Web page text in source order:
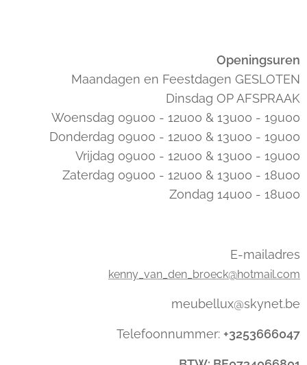
Openingsuren
Maandagen en Feestdagen GESLOTEN
Dinsdag OP AFSPRAAK
Woensdag 09u00 - 12u00 & 13u00 - 19u00
Donderdag 09u00 - 12u00 & 13u00 - 19u00
Vrijdag 09u00 - 12u00 & 13u00 - 19u00
Zaterdag 09u00 - 12u00 & 13u00 - 18u00
Zondag 14u00 - 18u00
E-mailadres
kenny_van_den_broeck@hotmail.com
meubellux@skynet.be
Telefoonnummer: +3253666047